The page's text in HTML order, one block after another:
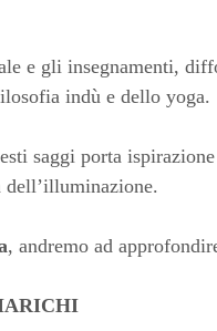
e gli insegnamenti,
indù e dello yoga.
saggi porta
dell’illuminazione.
, andremo ad